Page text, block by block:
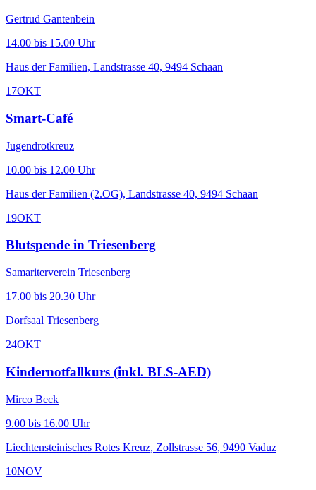
Gertrud Gantenbein
14.00 bis 15.00 Uhr
Haus der Familien, Landstrasse 40, 9494 Schaan
17OKT
Smart-Café
Jugendrotkreuz
10.00 bis 12.00 Uhr
Haus der Familien (2.OG), Landstrasse 40, 9494 Schaan
19OKT
Blutspende in Triesenberg
Samariterverein Triesenberg
17.00 bis 20.30 Uhr
Dorfsaal Triesenberg
24OKT
Kindernotfallkurs (inkl. BLS-AED)
Mirco Beck
9.00 bis 16.00 Uhr
Liechtensteinisches Rotes Kreuz, Zollstrasse 56, 9490 Vaduz
10NOV